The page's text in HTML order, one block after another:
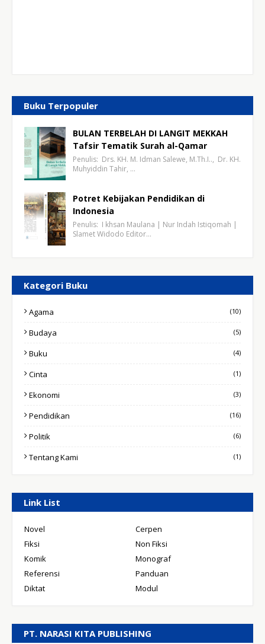
Buku Terpopuler
BULAN TERBELAH DI LANGIT MEKKAH
Tafsir Tematik Surah al-Qamar
Penulis: Drs. KH. M. Idman Salewe, M.Th.I.., Dr. KH.
Muhyiddin Tahir, …
Potret Kebijakan Pendidikan di
Indonesia
Penulis: I khsan Maulana | Nur Indah Istiqomah |
Slamet Widodo Editor…
Kategori Buku
Agama (10)
Budaya (5)
Buku (4)
Cinta (1)
Ekonomi (3)
Pendidikan (16)
Politik (6)
Tentang Kami (1)
Link List
Novel
Cerpen
Fiksi
Non Fiksi
Komik
Monograf
Referensi
Panduan
Diktat
Modul
PT. NARASI KITA PUBLISHING